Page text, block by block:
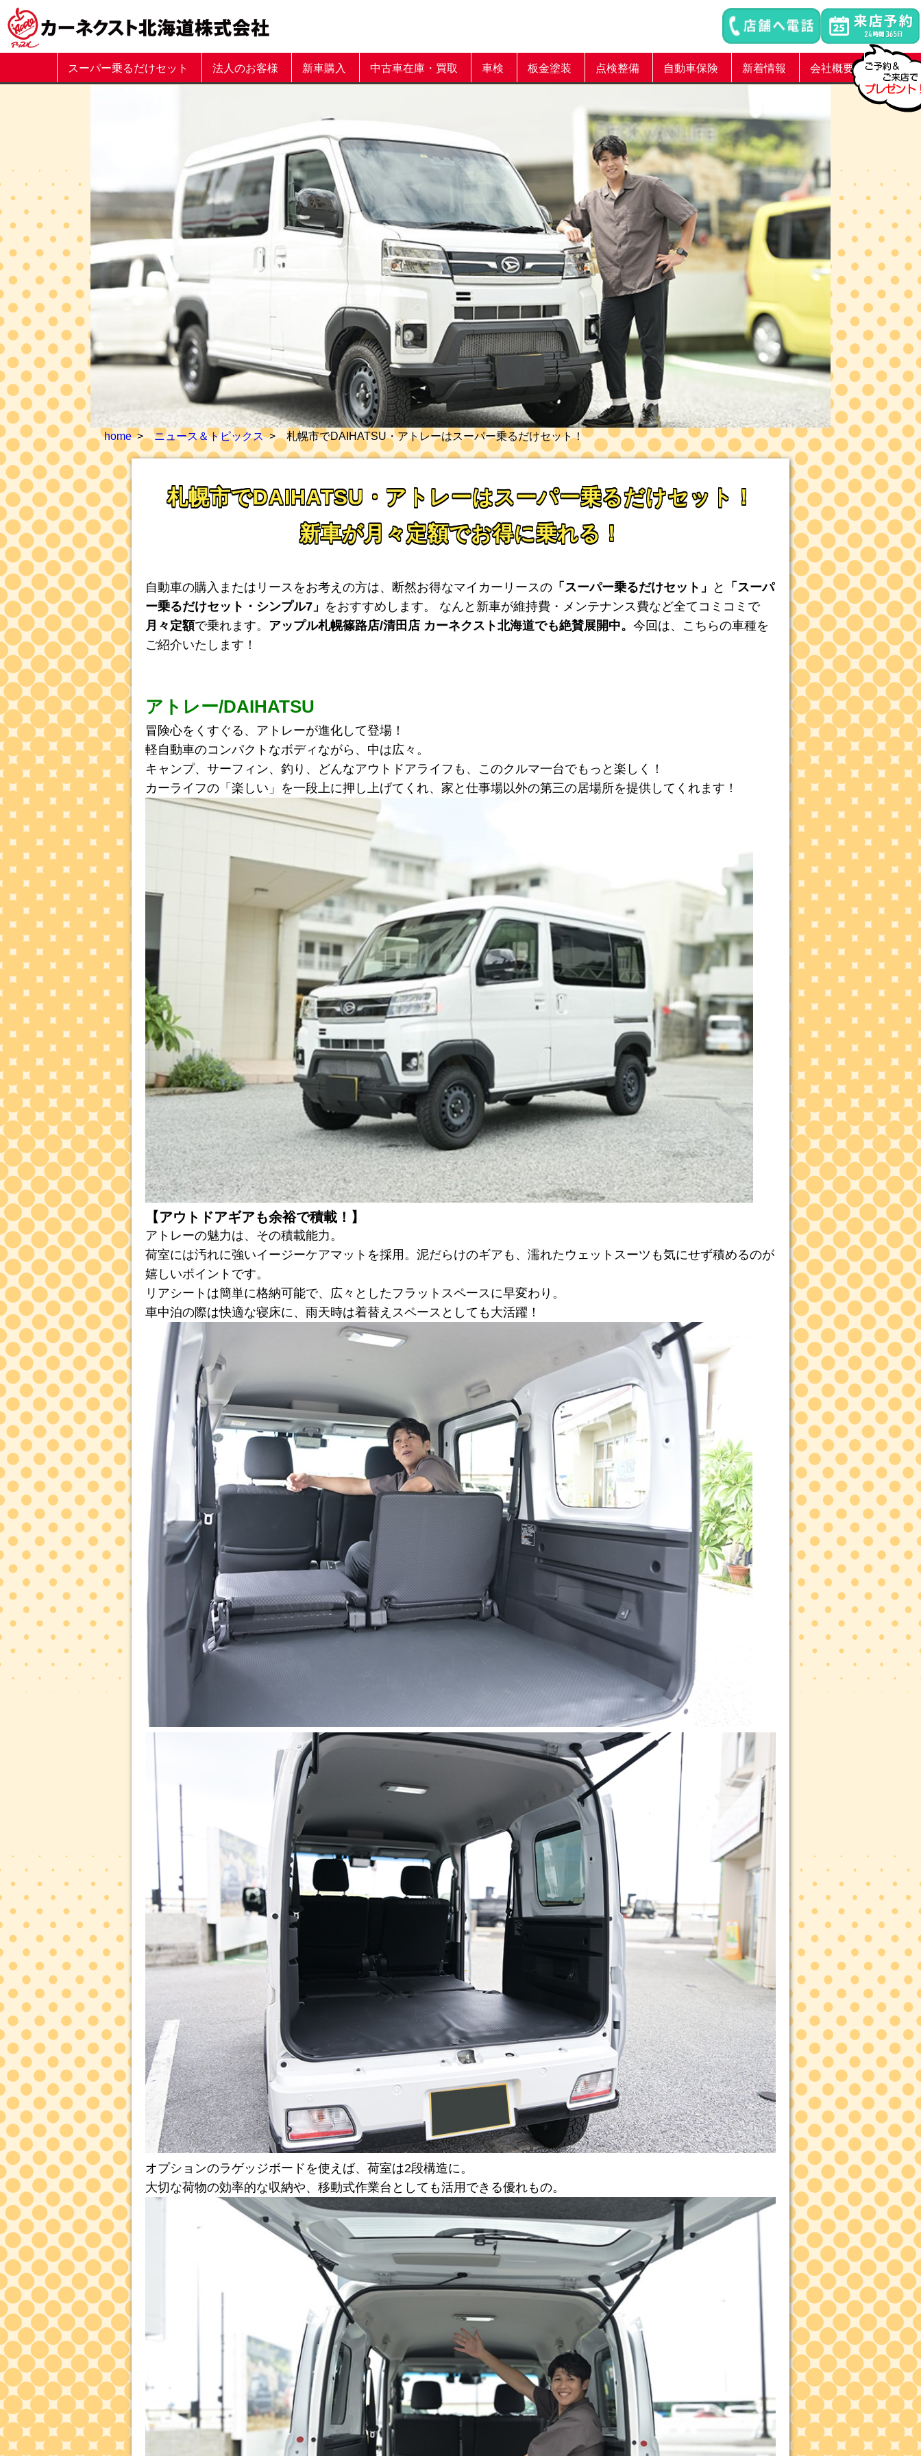
スーパー乗るだけセット 法人のお客様 新車購入 中古車在庫・買取 車検 板金塗装 点検整備 自動車保険 新着情報 会社概要
home ニュース＆トピックス 札幌市でDAIHATSU・アトレーはスーパー乗るだけセット！
札幌市でDAIHATSU・アトレーはスーパー乗るだけセット！
新車が月々定額でお得に乗れる！
自動車の購入またはリースをお考えの方は、断然お得なマイカーリースの 「スーパー乗るだけセット」 と
「スーパ
ー乗るだけセット・シンプル7」 をおすすめします。 なんと新車が維持費・メンテナンス費など全てコミコミで
月々定額で乗れます。 アップル札幌篠路店/清田店 カーネクスト北海道でも絶賛展開中。 今回は、こちらの車種を
ご紹介いたします！
アトレー/DAIHATSU
冒険心をくすぐる、アトレーが進化して登場！
軽自動車のコンパクトなボディながら、中は広々。
キャンプ、サーフィン、釣り、どんなアウトドアライフも、このクルマ一台でもっと楽しく！
カーライフの「楽しい」を一段上に押し上げてくれ、家と仕事場以外の第三の居場所を提供してくれます！
【アウトドアギアも余裕で積載！】
アトレーの魅力は、その積載能力。
荷室には汚れに強いイージーケアマットを採用。泥だらけのギアも、濡れたウェットスーツも気にせず積めるのが
嬉しいポイントです。
リアシートは簡単に格納可能で、広々としたフラットスペースに早変わり。
車中泊の際は快適な寝床に、雨天時は着替えスペースとしても大活躍！
オプションのラゲッジボードを使えば、荷室は2段構造に。
大切な荷物の効率的な収納や、移動式作業台としても活用できる優れもの。